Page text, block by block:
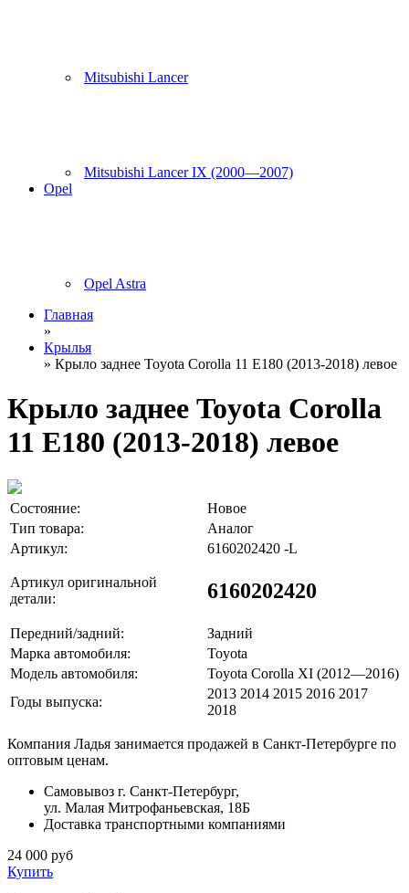
Mitsubishi Lancer
Mitsubishi Lancer IX (2000—2007)
Opel
Opel Astra
Главная
»
Крылья
» Крыло заднее Toyota Corolla 11 E180 (2013-2018) левое
Крыло заднее Toyota Corolla
11 E180 (2013-2018) левое
Состояние:
Новое
Тип товара:
Аналог
Артикул:
6160202420 -L
Артикул оригинальной
детали:
6160202420
Передний/задний:
Задний
Марка автомобиля:
Toyota
Модель автомобиля:
Toyota Corolla XI (2012—2016)
Годы выпуска:
2013 2014 2015 2016 2017
2018
Компания Ладья занимается продажей в Санкт-Петербурге по
оптовым ценам.
Самовывоз г. Санкт-Петербург,
ул. Малая Митрофаньевская, 18Б
Доставка транспортными компаниями
24 000 руб
Купить